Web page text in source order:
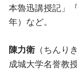
本魯迅講授記」
年）など。
陳力衛（ちんり
成城大学名誉教